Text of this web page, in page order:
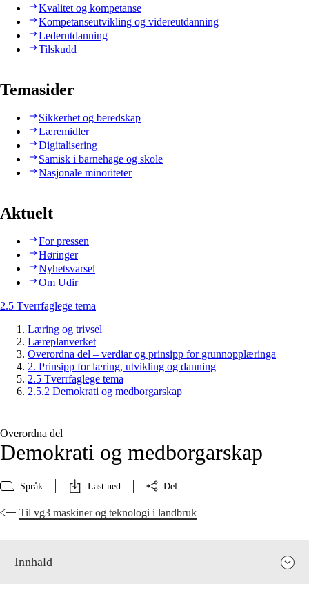
Kvalitet og kompetanse
Kompetanseutvikling og videreutdanning
Lederutdanning
Tilskudd
Temasider
Sikkerhet og beredskap
Læremidler
Digitalisering
Samisk i barnehage og skole
Nasjonale minoriteter
Aktuelt
For pressen
Høringer
Nyhetsvarsel
Om Udir
2.5 Tverrfaglege tema
Læring og trivsel
Læreplanverket
Overordna del – verdiar og prinsipp for grunnopplæringa
2. Prinsipp for læring, utvikling og danning
2.5 Tverrfaglege tema
2.5.2 Demokrati og medborgarskap
Overordna del
Demokrati og medborgarskap
Språk Last ned Del
Til vg3 maskiner og teknologi i landbruk
Innhald